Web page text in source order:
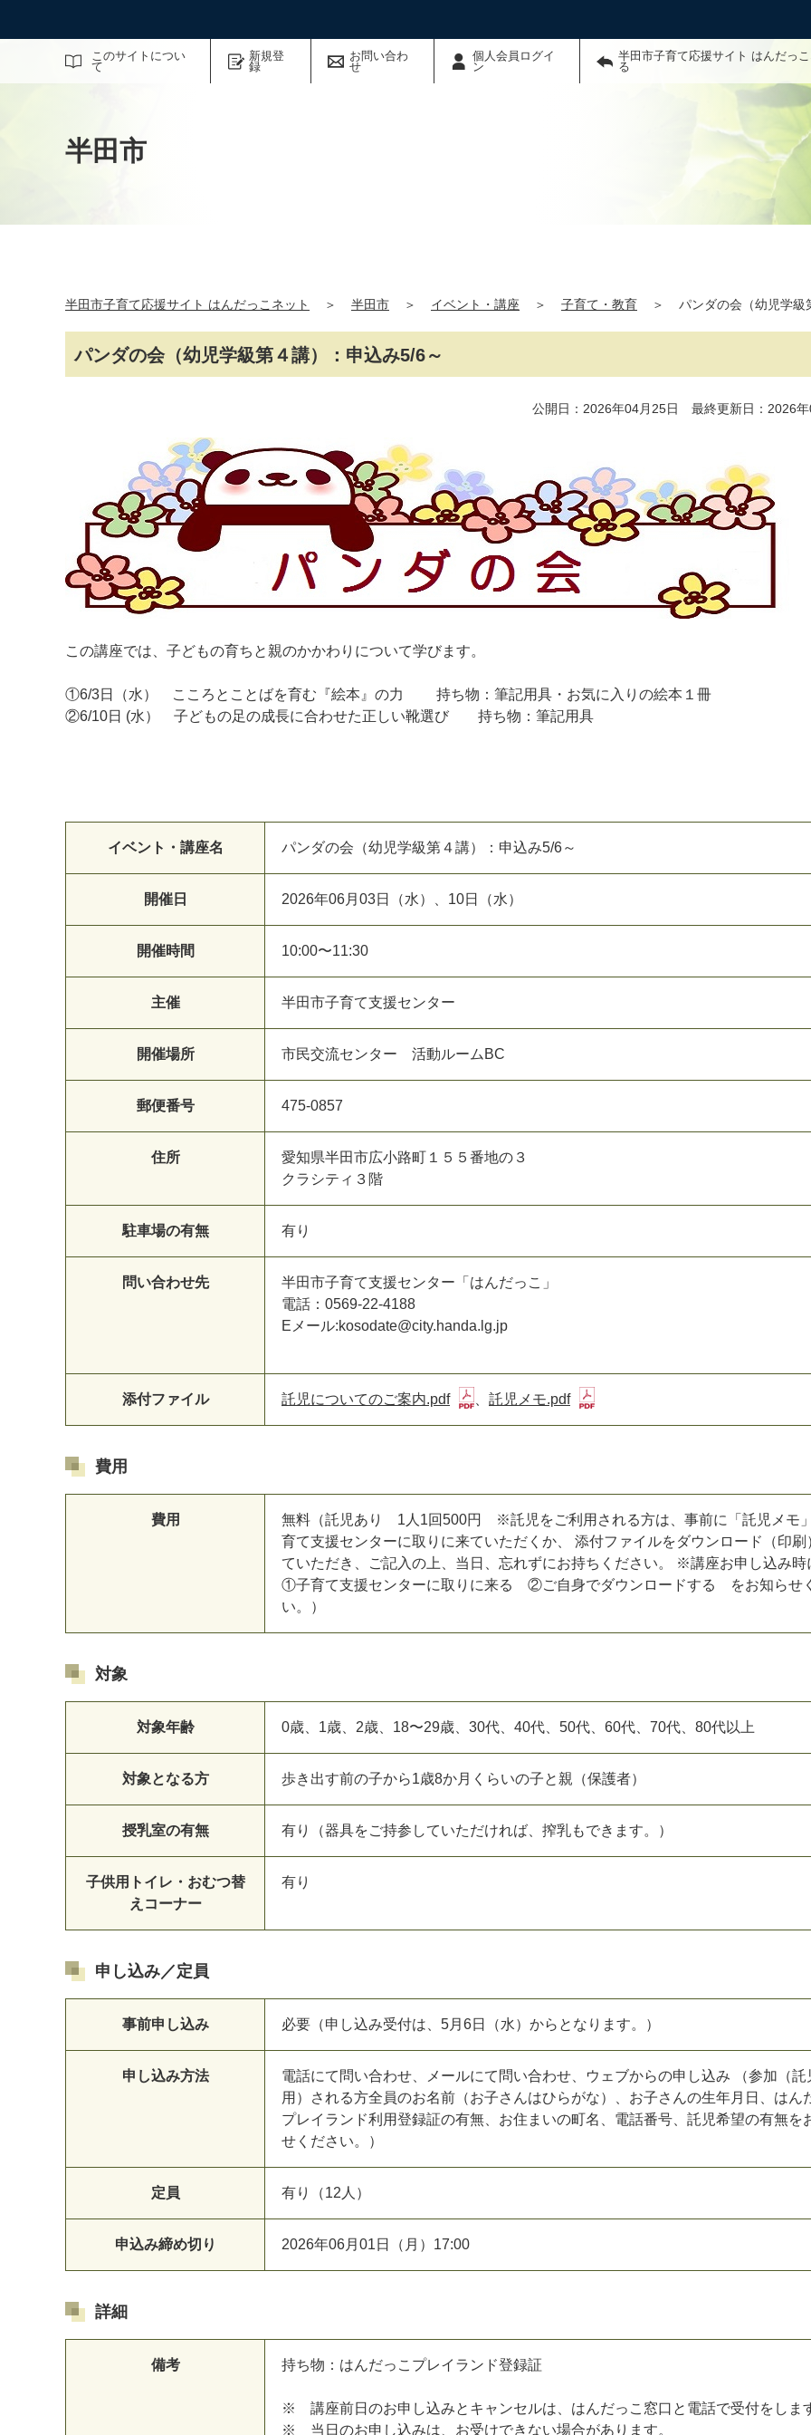
このサイトについ
て
新規登
録
お問い合わ
せ
個人会員ログイ
ン
半田市子育て応援サイト はんだっ
る
サイト内検索
半田市
半田市子育て応援サイト はんだっこネット ＞ 半田市 ＞ イベント・講座 ＞ 子育て・教育 ＞ パンダの会（幼児学級
パンダの会（幼児学級第４講）：申込み5/6～
公開日：2026年04月25日 最終更新日：2026年
この講座では、子どもの育ちと親のかかわりについて学びます。
①6/3日（水） こころとことばを育む『絵本』の力 持ち物：筆記用具・お気に入りの絵本１冊
②6/10日 (水） 子どもの足の成長に合わせた正しい靴選び 持ち物：筆記用具
イベント・講座名 パンダの会（幼児学級第４講）：申込み5/6～
開催日 2026年06月03日（水）、10日（水）
開催時間 10:00〜11:30
主催 半田市子育て支援センター
開催場所 市民交流センター 活動ルームBC
郵便番号 475-0857
住所
愛知県半田市広小路町１５５番地の３
クラシティ３階
駐車場の有無 有り
問い合わせ先
半田市子育て支援センター「はんだっこ」
電話：0569-22-4188
Eメール:kosodate@city.handa.lg.jp
添付ファイル 託児についてのご案内.pdf 託児メモ.pdf
費用
費用
無料（託児あり 1人1回500円 ※託児をご利用される方は、事前に「託児メモ
育て支援センターに取りに来ていただくか、 添付ファイルをダウンロード（印刷
ていただき、ご記入の上、当日、忘れずにお持ちください。 ※講座お申し込み時
①子育て支援センターに取りに来る ②ご自身でダウンロードする をお知らせ
い。）
対象
対象年齢 0歳、1歳、2歳、18〜29歳、30代、40代、50代、60代、70代、80代以上
対象となる方 歩き出す前の子から1歳8か月くらいの子と親（保護者）
授乳室の有無 有り（器具をご持参していただければ、搾乳もできます。）
子供用トイレ・おむつ替
えコーナー
有り
申し込み／定員
事前申し込み 必要（申し込み受付は、5月6日（水）からとなります。）
申し込み方法
電話にて問い合わせ、メールにて問い合わせ、ウェブからの申し込み （参加（託
用）される方全員のお名前（お子さんはひらがな）、お子さんの生年月日、はん
プレイランド利用登録証の有無、お住まいの町名、電話番号、託児希望の有無を
せください。）
定員 有り（12人）
申込み締め切り 2026年06月01日（月）17:00
詳細
備考 持ち物：はんだっこプレイランド登録証
※ 講座前日のお申し込みとキャンセルは、はんだっこ窓口と電話で受付をしま
※ 当日のお申し込みは、お受けできない場合があります。